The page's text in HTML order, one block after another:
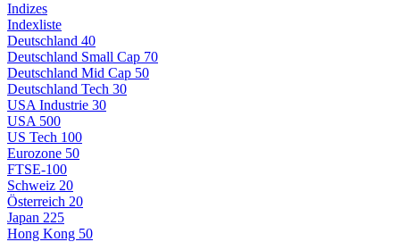
Indizes
Indexliste
Deutschland 40
Deutschland Small Cap 70
Deutschland Mid Cap 50
Deutschland Tech 30
USA Industrie 30
USA 500
US Tech 100
Eurozone 50
FTSE-100
Schweiz 20
Österreich 20
Japan 225
Hong Kong 50